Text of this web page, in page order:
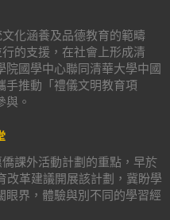
化涵養及品德教育的範疇
的支援，在社會上形成清
院國學中心聯同清華大學中國
手推動「禮儀文明教育項
與。
僑課外活動計劃的重點，早於
改革建議開展該計劃，冀盼學
眼界，體驗與別不同的學習經